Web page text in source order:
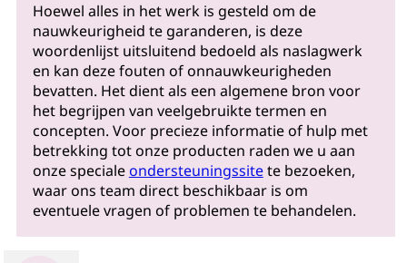
Hoewel alles in het werk is gesteld om de
nauwkeurigheid te garanderen, is deze
woordenlijst uitsluitend bedoeld als naslagwerk
en kan deze fouten of onnauwkeurigheden
bevatten. Het dient als een algemene bron voor
het begrijpen van veelgebruikte termen en
concepten. Voor precieze informatie of hulp met
betrekking tot onze producten raden we u aan
onze specialeondersteuningssitete bezoeken,
waar ons team direct beschikbaar is om
eventuele vragen of problemen te behandelen.